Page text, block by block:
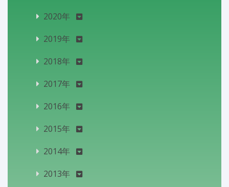
2020年
2019年
2018年
2017年
2016年
2015年
2014年
2013年